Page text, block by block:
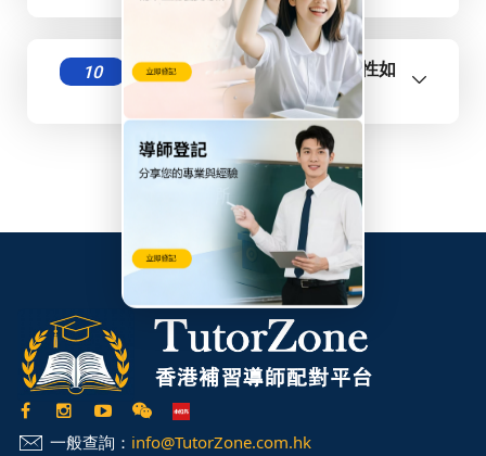
10
在TutorZone尋找導師的安全性如
一般查詢： info@TutorZone.com.hk